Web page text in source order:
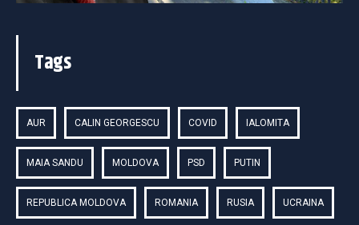
Tags
AUR CALIN GEORGESCU COVID IALOMITA
MAIA SANDU MOLDOVA PSD PUTIN
REPUBLICA MOLDOVA ROMANIA RUSIA UCRAINA